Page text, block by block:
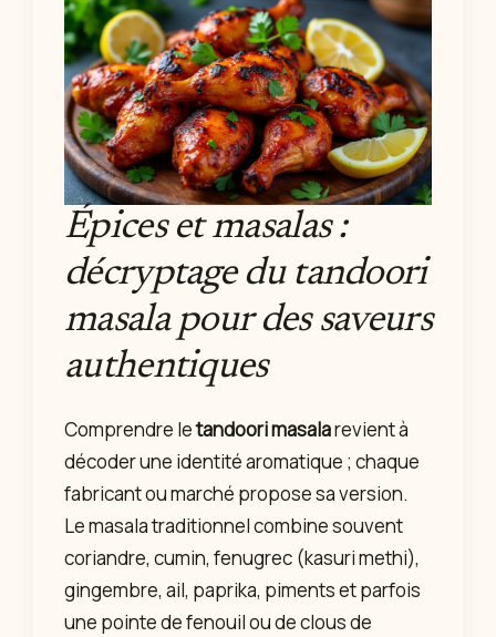
Épices et masalas :
décryptage du tandoori
masala pour des saveurs
authentiques
Comprendre letandoori masalarevient à
décoder une identité aromatique ; chaque
fabricant ou marché propose sa version.
Le masala traditionnel combine souvent
coriandre, cumin, fenugrec (kasuri methi),
gingembre, ail, paprika, piments et parfois
une pointe de fenouil ou de clous de